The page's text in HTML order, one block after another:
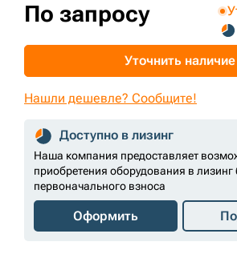
По запросу
Уточнить наличие
Нашли дешевле? Сообщите!
Доступно в лизинг
Наша компания предоставляет
приобретения оборудования в лизинг
первоначального взноса
Оформить